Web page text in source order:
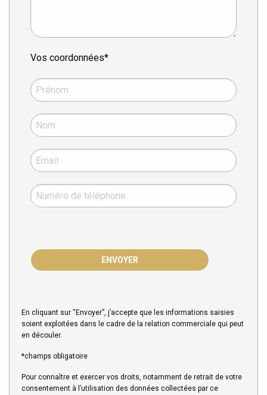
Vos coordonnées*
En cliquant sur “Envoyer”, j’accepte que les informations saisies
soient exploitées dans le cadre de la relation commerciale qui peut
en découler.
*champs obligatoire
Pour connaître et exercer vos droits, notamment de retrait de votre
consentement à l’utilisation des données collectées par ce